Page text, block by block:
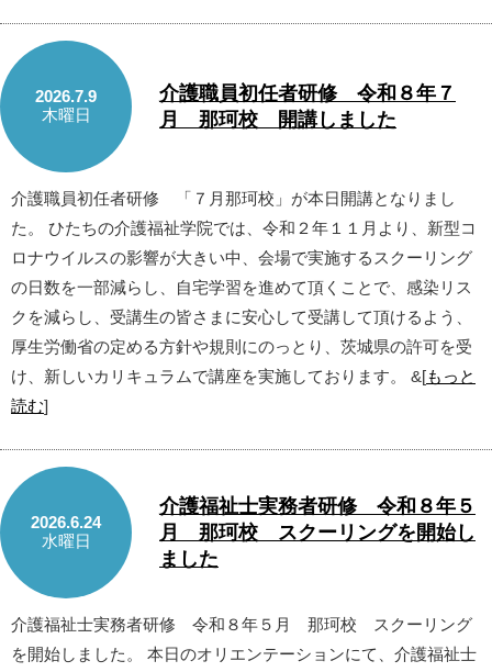
2026.7.9
木曜日
介護職員初任者研修 令和８年７
月 那珂校 開講しました
介護職員初任者研修 「７月那珂校」が本日開講となりまし
た。 ひたちの介護福祉学院では、令和２年１１月より、新型コ
ロナウイルスの影響が大きい中、会場で実施するスクーリング
の日数を一部減らし、自宅学習を進めて頂くことで、感染リス
クを減らし、受講生の皆さまに安心して受講して頂けるよう、
厚生労働省の定める方針や規則にのっとり、茨城県の許可を受
け、新しいカリキュラムで講座を実施しております。 &[もっと
読む]
2026.6.24
水曜日
介護福祉士実務者研修 令和８年５
月 那珂校 スクーリングを開始し
ました
介護福祉士実務者研修 令和８年５月 那珂校 スクーリング
を開始しました。 本日のオリエンテーションにて、介護福祉士